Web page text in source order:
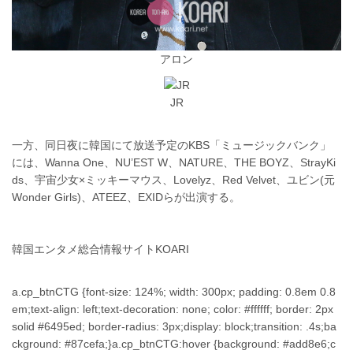
アロン
JR
一方、同日夜に韓国にて放送予定のKBS「ミュージックバンク」
には、Wanna One、NU’EST W、NATURE、THE BOYZ、StrayKi
ds、宇宙少女×ミッキーマウス、Lovelyz、Red Velvet、ユビン(元
Wonder Girls)、ATEEZ、EXIDらが出演する。
韓国エンタメ総合情報サイトKOARI
a.cp_btnCTG {font-size: 124%; width: 300px; padding: 0.8em 0.8
em;text-align: left;text-decoration: none; color: #ffffff; border: 2px
solid #6495ed; border-radius: 3px;display: block;transition: .4s;ba
ckground: #87cefa;}a.cp_btnCTG:hover {background: #add8e6;c